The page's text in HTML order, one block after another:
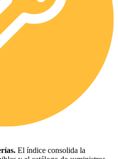
El índice consolida la